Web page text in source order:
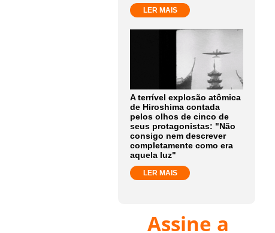
LER MAIS
A terrível explosão atômica
de Hiroshima contada
pelos olhos de cinco de
seus protagonistas: "Não
consigo nem descrever
completamente como era
aquela luz"
LER MAIS
Assine a